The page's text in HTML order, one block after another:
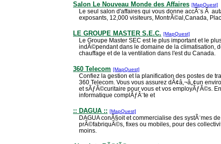
Salon Le Nouveau Monde des Affaires [MapQuest]
Le seul salon d'affaires qui vous donne accÃ¨s Ã
exposants, 12,000 visiteurs, MontrÃ©al,Canada,
LE GROUPE MASTER S.E.C. [MapQuest]
Le Groupe Master SEC est le plus important et le
indÃ©pendant dans le domaine de la climatisation,
chauffage et de la ventilation dans l'est du Canada.
360 Telecom [MapQuest]
Confiez la gestion et la planification des postes de
360 Telecom. Vous vous assurez dÃ¢â‚¬â„¢un
et sÃƒÂ©curitaire pour vous et vos employÃƒÂ©s.
informatique complÃƒÂ¨te et
:: DAGUA :: [MapQuest]
DAGUA conÃ§oit et commercialise des systÃ¨mes
prÃ©fabriquÃ©s, fixes ou mobiles, pour des
moins.